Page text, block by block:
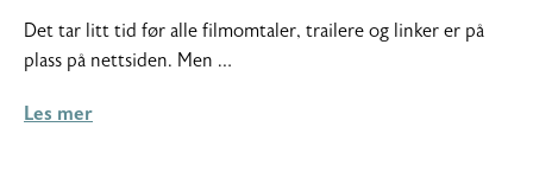
2015
Det tar litt tid før alle filmomtaler, trailere og linker er på
plass på nettsiden. Men …
Les mer